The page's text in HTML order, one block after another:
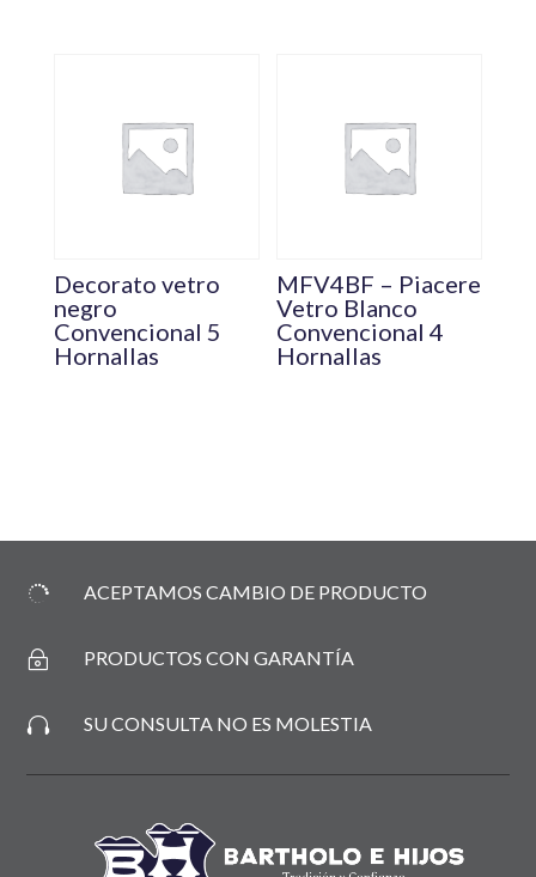
Decorato vetro
negro
Convencional 5
Hornallas
MFV4BF – Piacere
Vetro Blanco
Convencional 4
Hornallas
 ACEPTAMOS CAMBIO DE PRODUCTO
~ PRODUCTOS CON GARANTÍA
 SU CONSULTA NO ES MOLESTIA